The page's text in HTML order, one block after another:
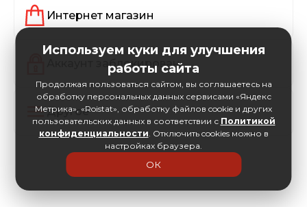
Интернет магазин
Аккаунт заблокирован
Другое
Используем куки для улучшения
работы сайта
Продолжая пользоваться сайтом, вы соглашаетесь на
обработку персональных данных сервисами «Яндекс
Метрика», «Roistat», обработку файлов cookie и других
пользовательских данных в соответствии с Политикой
конфиденциальности. Отключить cookies можно в
настройках браузера.
ОК